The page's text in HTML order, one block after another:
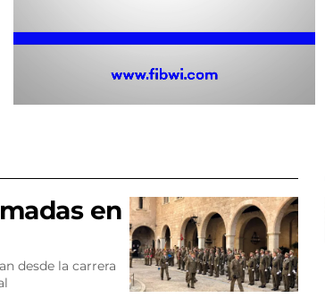
en
desde la carrera